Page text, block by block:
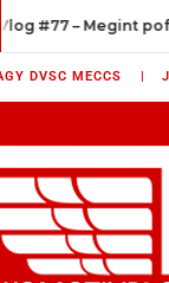
– Megint pofánvert
DVSC MECCS |